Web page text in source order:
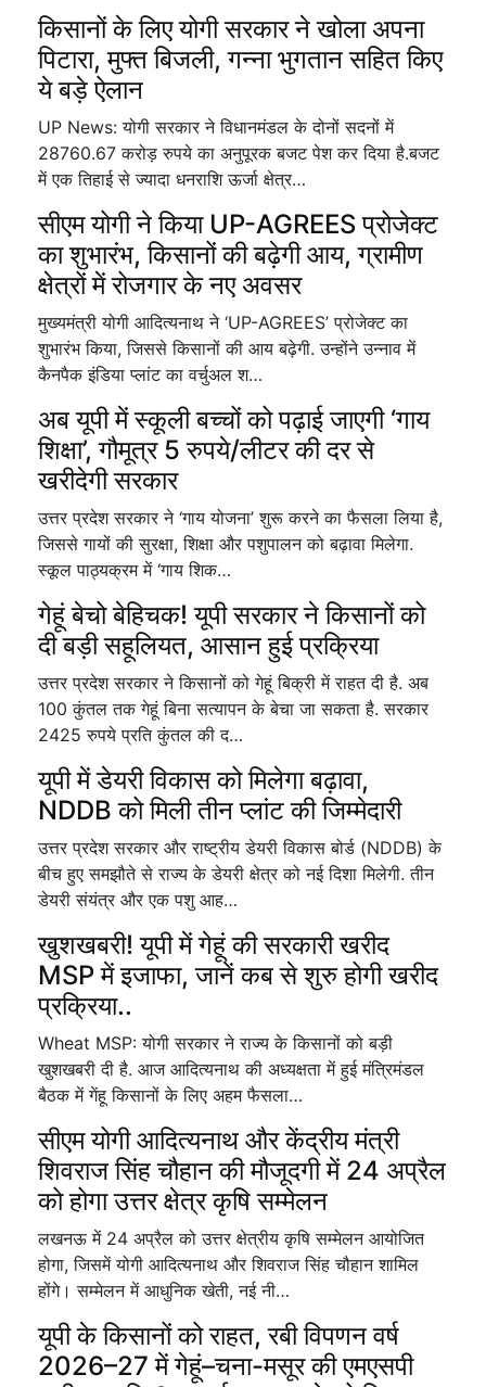
किसानों के लिए योगी सरकार ने खोला अपना
पिटारा, मुफ्त बिजली, गन्ना भुगतान सहित किए
ये बड़े ऐलान
UP News: योगी सरकार ने विधानमंडल के दोनों सदनों में
28760.67 करोड़ रुपये का अनुपूरक बजट पेश कर दिया है.बजट
में एक तिहाई से ज्यादा धनराशि ऊर्जा क्षेत्र…
सीएम योगी ने किया UP-AGREES प्रोजेक्ट
का शुभारंभ, किसानों की बढ़ेगी आय, ग्रामीण
क्षेत्रों में रोजगार के नए अवसर
मुख्यमंत्री योगी आदित्यनाथ ने ‘UP-AGREES’ प्रोजेक्ट का
शुभारंभ किया, जिससे किसानों की आय बढ़ेगी. उन्होंने उन्नाव में
कैनपैक इंडिया प्लांट का वर्चुअल श…
अब यूपी में स्कूली बच्चों को पढ़ाई जाएगी ‘गाय
शिक्षा’, गौमूत्र 5 रुपये/लीटर की दर से
खरीदेगी सरकार
उत्तर प्रदेश सरकार ने ‘गाय योजना’ शुरू करने का फैसला लिया है,
जिससे गायों की सुरक्षा, शिक्षा और पशुपालन को बढ़ावा मिलेगा.
स्कूल पाठ्यक्रम में ‘गाय शिक…
गेहूं बेचो बेहिचक! यूपी सरकार ने किसानों को
दी बड़ी सहूलियत, आसान हुई प्रक्रिया
उत्तर प्रदेश सरकार ने किसानों को गेहूं बिक्री में राहत दी है. अब
100 कुंतल तक गेहूं बिना सत्यापन के बेचा जा सकता है. सरकार
2425 रुपये प्रति कुंतल की द…
यूपी में डेयरी विकास को मिलेगा बढ़ावा,
NDDB को मिली तीन प्लांट की जिम्मेदारी
उत्तर प्रदेश सरकार और राष्ट्रीय डेयरी विकास बोर्ड (NDDB) के
बीच हुए समझौते से राज्य के डेयरी क्षेत्र को नई दिशा मिलेगी. तीन
डेयरी संयंत्र और एक पशु आह…
खुशखबरी! यूपी में गेहूं की सरकारी खरीद
MSP में इजाफा, जानें कब से शुरु होगी खरीद
प्रक्रिया..
Wheat MSP: योगी सरकार ने राज्य के किसानों को बड़ी
खुशखबरी दी है. आज आदित्यनाथ की अध्यक्षता में हुई मंत्रिमंडल
बैठक में गेंहू किसानों के लिए अहम फैसला…
सीएम योगी आदित्यनाथ और केंद्रीय मंत्री
शिवराज सिंह चौहान की मौजूदगी में 24 अप्रैल
को होगा उत्तर क्षेत्र कृषि सम्मेलन
लखनऊ में 24 अप्रैल को उत्तर क्षेत्रीय कृषि सम्मेलन आयोजित
होगा, जिसमें योगी आदित्यनाथ और शिवराज सिंह चौहान शामिल
होंगे। सम्मेलन में आधुनिक खेती, नई नी…
यूपी के किसानों को राहत, रबी विपणन वर्ष
2026–27 में गेहूं–चना-मसूर की एमएसपी